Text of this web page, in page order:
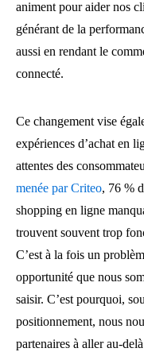
animent pour aider nos
générant de la
aussi en rendant le
connecté.
Ce changement vise
expériences d’achat en
attentes des
menée par Criteo, 76 %
shopping en ligne
trouvent souvent trop
C’est à la fois un
opportunité que nous
saisir. C’est pourquoi,
positionnement, nous
partenaires à aller au-